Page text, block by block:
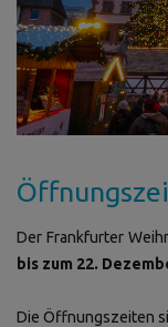
Der Frankfurter
bis zum 22.
Die Öffnungszeiten